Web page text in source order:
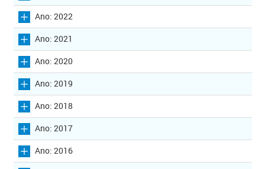
Ano: 2022
Ano: 2021
Ano: 2020
Ano: 2019
Ano: 2018
Ano: 2017
Ano: 2016